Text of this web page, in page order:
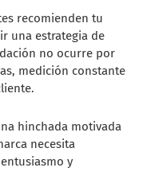
recomienden tu
una estrategia de
no ocurre por
medición constante
hinchada motivada
necesita
y